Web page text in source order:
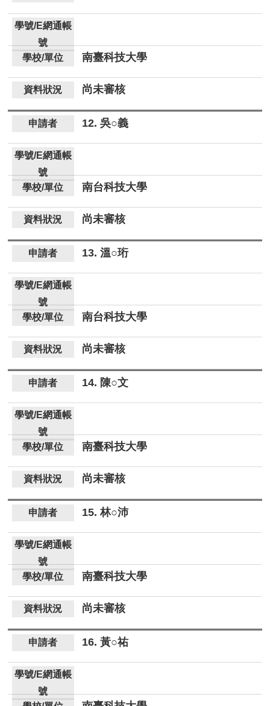
南臺科技大學
尚未審核
12. 吳○義
南台科技大學
尚未審核
13. 溫○珩
南台科技大學
尚未審核
14. 陳○文
南臺科技大學
尚未審核
15. 林○沛
南臺科技大學
尚未審核
16. 黃○祐